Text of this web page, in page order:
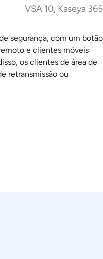
VSA 10, Kaseya 365
segurança, com um botão
e clientes móveis
os clientes de área de
retransmissão ou